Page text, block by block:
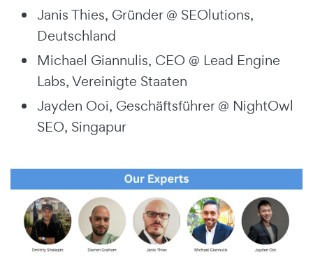
Janis Thies, Gründer @ SEOlutions,
Deutschland
Michael Giannulis, CEO @ Lead Engine
Labs, Vereinigte Staaten
Jayden Ooi, Geschäftsführer @ NightOwl
SEO, Singapur